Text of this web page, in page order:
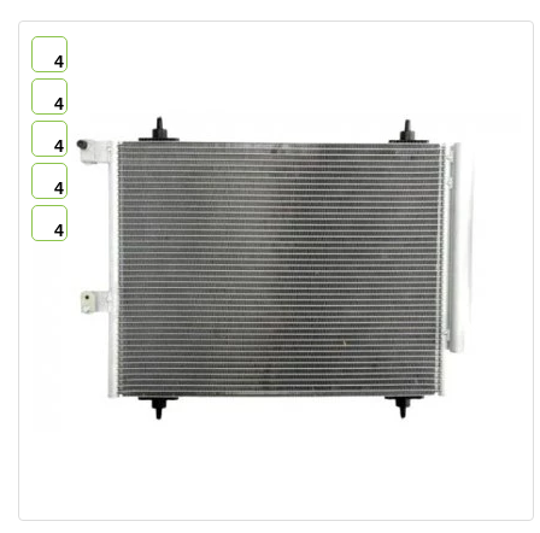
4
4
4
4
4